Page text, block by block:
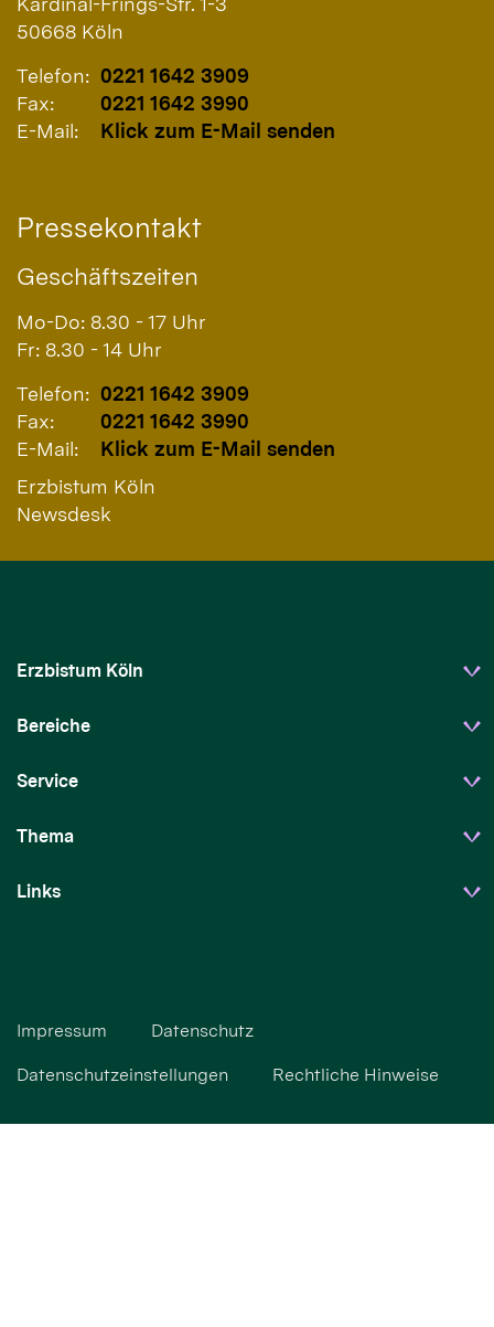
50668 Köln
Telefon: 0221 1642 3909
Fax:
0221 1642 3990
E-Mail:
Klick zum E-Mail senden
Pressekontakt
Geschäftszeiten
Mo-Do: 8.30 - 17 Uhr
Fr: 8.30 - 14 Uhr
Telefon: 0221 1642 3909
Fax:
0221 1642 3990
E-Mail:
Klick zum E-Mail senden
Erzbistum Köln
Newsdesk
Erzbistum Köln
Bereiche
Service
Thema
Links
Impressum Datenschutz
Datenschutzeinstellungen Rechtliche Hinweise